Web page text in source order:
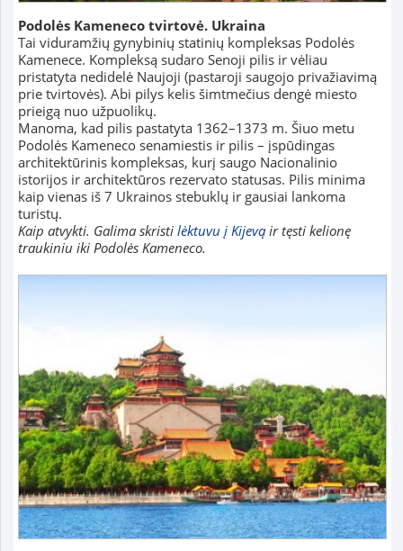
Podolės Kameneco tvirtovė. Ukraina
Tai viduramžių gynybinių statinių kompleksas Podolės
Kamenece. Kompleksą sudaro Senoji pilis ir vėliau
pristatyta nedidelė Naujoji (pastaroji saugojo privažiavimą
prie tvirtovės). Abi pilys kelis šimtmečius dengė miesto
prieigą nuo užpuolikų.
Manoma, kad pilis pastatyta 1362–1373 m. Šiuo metu
Podolės Kameneco senamiestis ir pilis – įspūdingas
architektūrinis kompleksas, kurį saugo Nacionalinio
istorijos ir architektūros rezervato statusas. Pilis minima
kaip vienas iš 7 Ukrainos stebuklų ir gausiai lankoma
turistų.
Kaip atvykti. Galima skristi lėktuvu į Kijevąir tęsti kelionę
traukiniu iki Podolės Kameneco.